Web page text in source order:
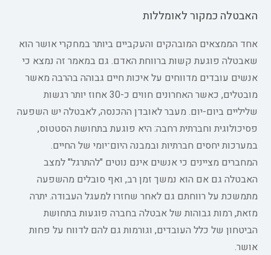
האבטלה כמקור לאומללות
אחד הממצאים המובהקים והעקביים ביותר במחקרי אושר הוא
שאבטלה פוגעת קשות ברווחת האדם. גם במאמר זה נמצא כי
אנשים עובדים מדווחים על איכות חיים גבוהה בהרבה מאשר
מובטלים, כאשר האחרונים חווים כ-30 אחוז יותר רגשות
שליליים ביום-יום. מעבר לאובדן ההכנסה, לאבטלה יש השפעה
פסיכולוגית וחברתית רחבה: היא פוגעת בתחושת הסטטוס,
במערכות יחסים חברתיות ובמבנה היום־יומי של החיים.
המחברים מציינים כי אנשים אינם נוטים "להתרגל" למצב
האבטלה גם אם הוא נמשך זמן רב, ואף סובלים מהשפעה
מתמשכת על רווחתם גם לאחר שחזרו למעגל העבודה. יתרה
מזאת, רמות גבוהות של אבטלה בחברה פוגעות בתחושת
הביטחון של כלל העובדים, וגורמות גם להם לדווח על פחות
אושר.